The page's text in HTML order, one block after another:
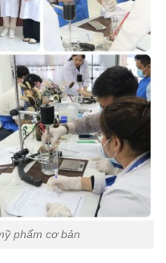
phẩm cơ bản